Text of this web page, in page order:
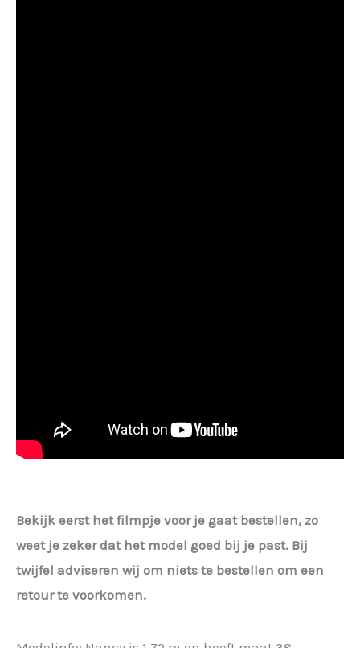
Bekijk eerst het filmpje voor je gaat bestellen, zo
weet je zeker dat het model goed bij je past. Bij
twijfel adviseren wij om niets te bestellen om een
retour te voorkomen.